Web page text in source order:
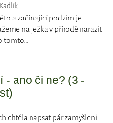
a začínající podzim je
na ježka v přírodě narazit
tomto…
- ano či ne? (3 -
chtěla napsat pár zamyšlení